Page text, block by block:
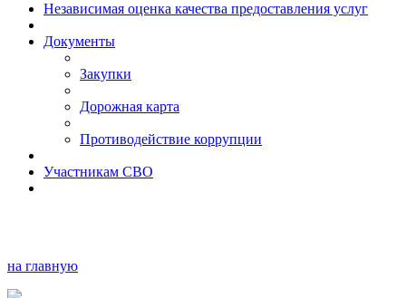
Независимая оценка качества предоставления услуг
Документы
Закупки
Дорожная карта
Противодействие коррупции
Участникам СВО
на главную